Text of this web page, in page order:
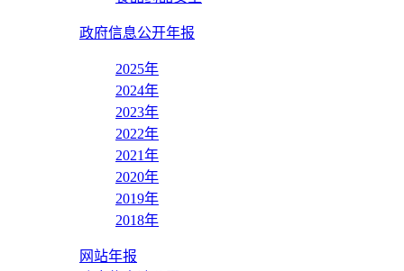
政府信息公开年报
2025年
2024年
2023年
2022年
2021年
2020年
2019年
2018年
网站年报